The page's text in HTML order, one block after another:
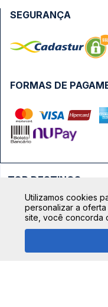
FORMAS DE
SEGURANÇA
TOP DESTINOS
Ônibus Rio de Janeiro
Ônibus São Paulo
TOP VIAÇÕES
Passagens Cometa
Passagens Gontijo
Utilizamos cookies
personalizar a
site, você concorda